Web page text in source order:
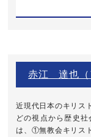
赤江 達也（
近現代日本のキリス
どの視点から歴史社
は、①無教会キリス